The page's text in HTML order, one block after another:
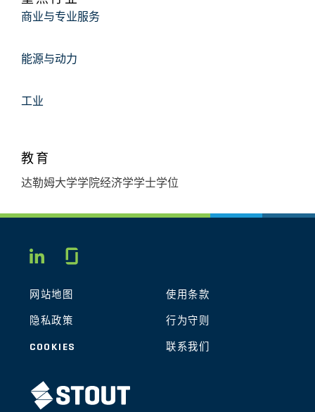
商业与专业服务
能源与动力
工业
教育
达勒姆大学学院经济学学士学位
LINKEDIN
网站地图 使用条款
隐私政策 行为守则
COOKIES 联系我们
STOUT LOGO